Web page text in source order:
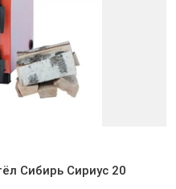
Сибирь Сириус 20